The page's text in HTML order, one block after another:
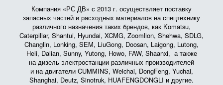
Компания «РС ДВ» с 2013 г. осуществляет поставку
запасных частей и расходных материалов на спецтехнику
различного назначения таких брендов, как Komatsu,
Caterpillar, Shantui, Hyundai, XCMG, Zoomlion, Shehwa, SDLG,
Changlin, Lonking, SEM, LiuGong, Doosan, Laigong, Lutong,
Heli, Dalian, Sunny, Yutong, Howo, FAW, Shaanxi, а также
на дизель-электростанции различных производителей
и на двигатели CUMMINS, Weichai, DongFeng, Yuchai,
Shanghai, Deutz, Sinotruk, HUAFENGDONGLI и другие.